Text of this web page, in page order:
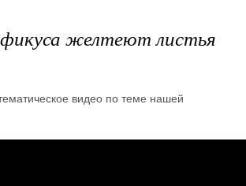
желтеют листья
видео по теме нашей